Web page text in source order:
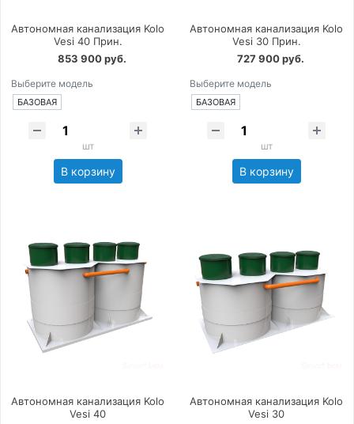
Автономная канализация Kolo
Vesi 40 Прин.
853 900 руб.
Выберите модель
БАЗОВАЯ
шт
В корзину
Автономная канализация Kolo
Vesi 30 Прин.
727 900 руб.
Выберите модель
БАЗОВАЯ
шт
В корзину
Автономная канализация Kolo
Vesi 40
Автономная канализация Kolo
Vesi 30